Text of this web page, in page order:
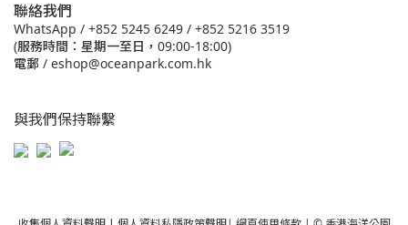
聯絡我們
WhatsApp / +852 5245 6249 / +852 5216 3519
(服務時間：星期一至日，09:00-18:00)
電郵 / eshop@oceanpark.com.hk
與我們保持聯繫